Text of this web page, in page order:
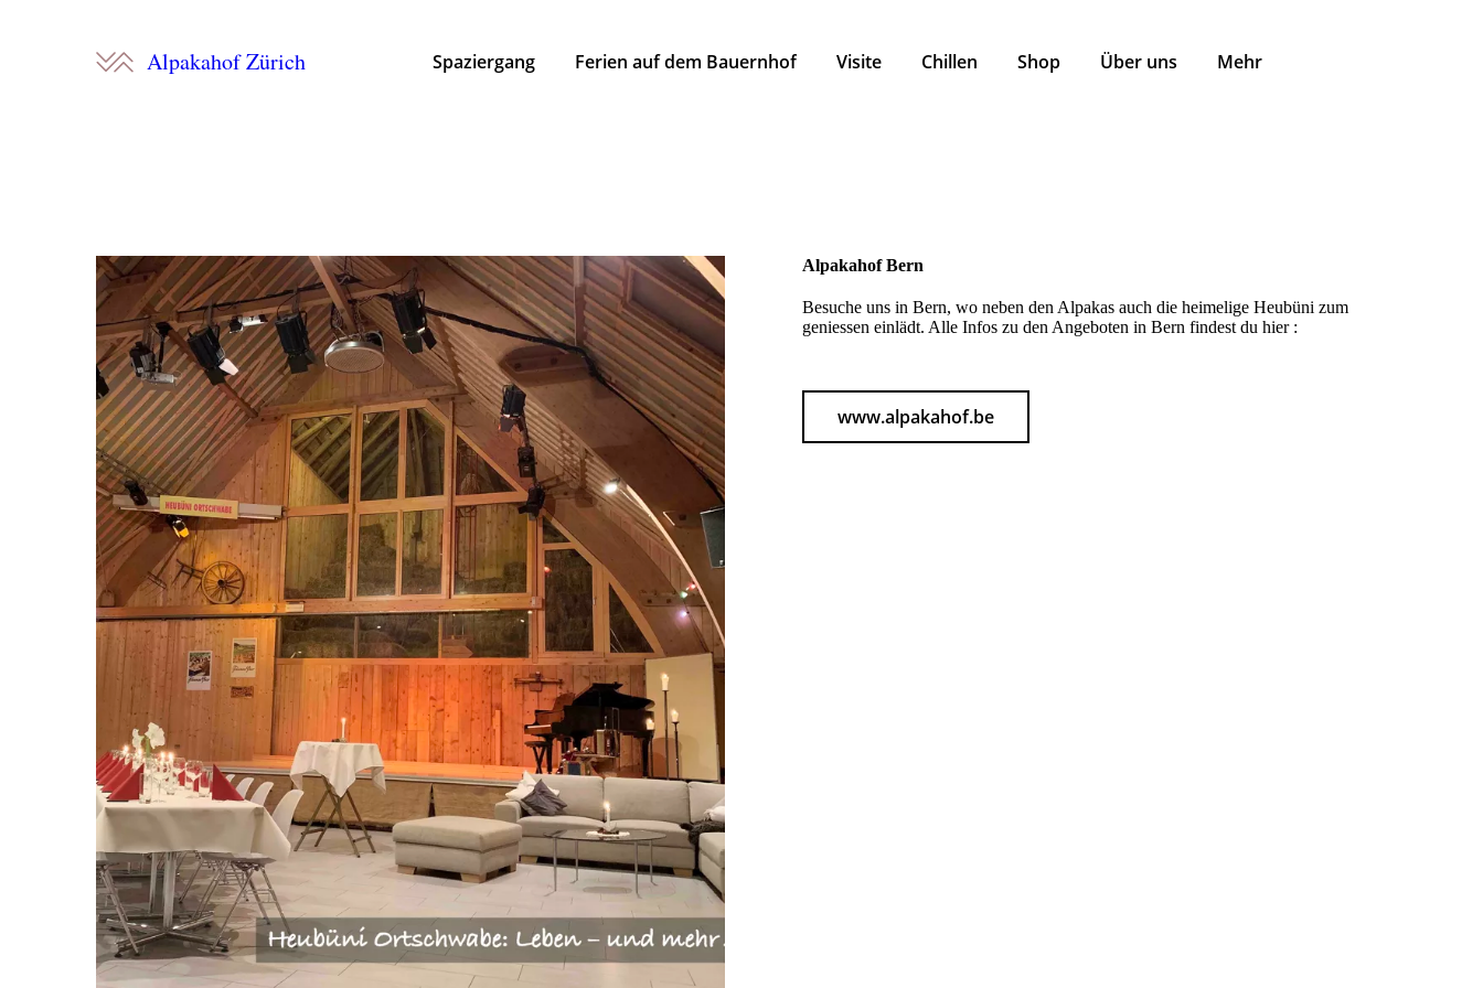
Alpakahof Zürich Spaziergang Ferien auf dem Bauernhof Visite Chillen Shop Über uns Mehr
Alpakahof Bern
Besuche uns in Bern, wo neben den Alpakas auch die heimelige Heubüni zum
geniessen einlädt. Alle Infos zu den Angeboten in Bern findest du hier :
www.alpakahof.be